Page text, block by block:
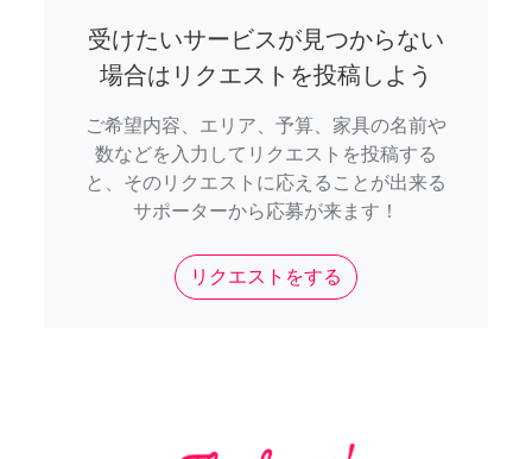
受けたいサービスが見つからない
場合はリクエストを投稿しよう
ご希望内容、エリア、予算、家具の名前や
数などを入力してリクエストを投稿する
と、そのリクエストに応えることが出来る
サポーターから応募が来ます！
リクエストをする